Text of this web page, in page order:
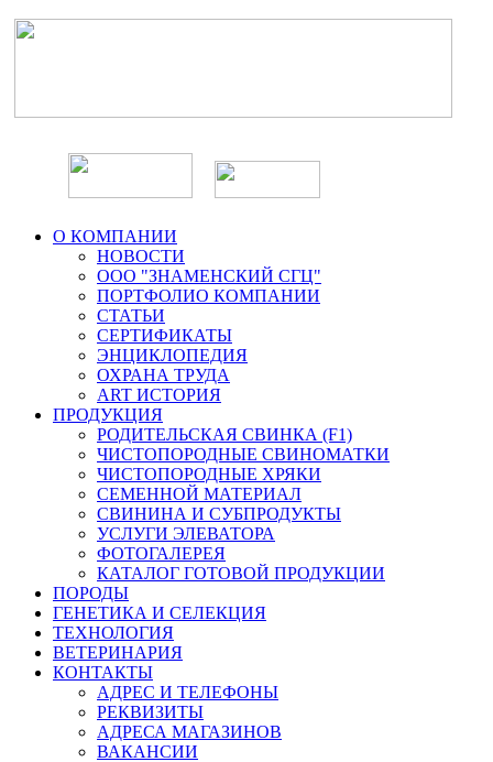
О КОМПАНИИ
НОВОСТИ
ООО "ЗНАМЕНСКИЙ СГЦ"
ПОРТФОЛИО КОМПАНИИ
СТАТЬИ
СЕРТИФИКАТЫ
ЭНЦИКЛОПЕДИЯ
ОХРАНА ТРУДА
ART ИСТОРИЯ
ПРОДУКЦИЯ
РОДИТЕЛЬСКАЯ СВИНКА (F1)
ЧИСТОПОРОДНЫЕ СВИНОМАТКИ
ЧИСТОПОРОДНЫЕ ХРЯКИ
СЕМЕННОЙ МАТЕРИАЛ
СВИНИНА И СУБПРОДУКТЫ
УСЛУГИ ЭЛЕВАТОРА
ФОТОГАЛЕРЕЯ
КАТАЛОГ ГОТОВОЙ ПРОДУКЦИИ
ПОРОДЫ
ГЕНЕТИКА И СЕЛЕКЦИЯ
ТЕХНОЛОГИЯ
ВЕТЕРИНАРИЯ
КОНТАКТЫ
АДРЕС И ТЕЛЕФОНЫ
РЕКВИЗИТЫ
АДРЕСА МАГАЗИНОВ
ВАКАНСИИ